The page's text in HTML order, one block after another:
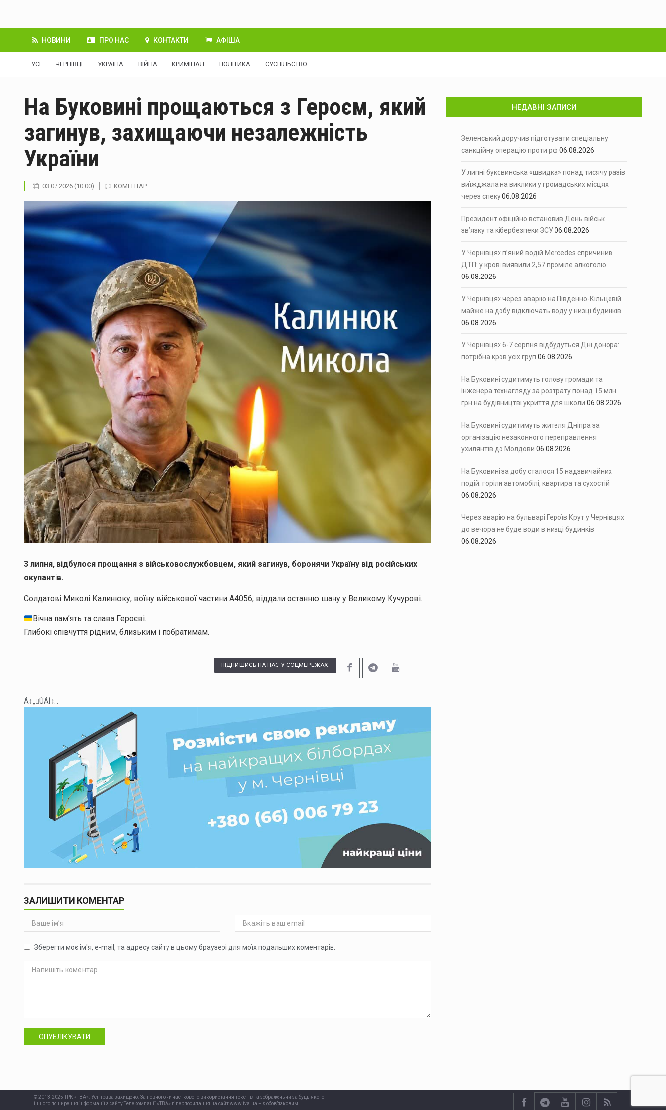
НОВИНИ ПРО НАС КОНТАКТИ АФІША
УСІ ЧЕРНІВЦІ УКРАЇНА ВІЙНА КРИМІНАЛ ПОЛІТИКА СУСПІЛЬСТВО
На Буковині прощаються з Героєм, який
загинув, захищаючи незалежність
України
03.07.2026 (10:00) КОМЕНТАР
3 липня, відбулося прощання з військовослужбовцем, який загинув, боронячи Україну від російських
окупантів.
Солдатові Миколі Калинюку, воїну військової частини А4056, віддали останню шану у Великому Кучурові.
Вічна пам’ять та слава Героєві.
Глибокі співчуття рідним, близьким і побратимам.
ПІДПИШИСЬ НА НАС У СОЦМЕРЕЖАХ:
Á‡„ÛÁÍ‡...
ЗАЛИШИТИ КОМЕНТАР
Зберегти моє ім'я, e-mail, та адресу сайту в цьому браузері для моїх подальших коментарів.
ОПУБЛІКУВАТИ
НЕДАВНІ ЗАПИСИ
Зеленський доручив підготувати спеціальну
санкційну операцію проти рф 06.08.2026
У липні буковинська «швидка» понад тисячу разів
виїжджала на виклики у громадських місцях
через спеку06.08.2026
Президент офіційно встановив День військ
зв’язку та кібербезпеки ЗСУ06.08.2026
У Чернівцях п’яний водій Mercedes спричинив
ДТП: у крові виявили 2,57 проміле алкоголю
06.08.2026
У Чернівцях через аварію на Південно-Кільцевій
майже на добу відключать воду у низці будинків
06.08.2026
У Чернівцях 6-7 серпня відбудуться Дні донора:
потрібна кров усіх груп 06.08.2026
На Буковині судитимуть голову громади та
інженера технагляду за розтрату понад 15 млн
грн на будівництві укриття для школи 06.08.2026
На Буковині судитимуть жителя Дніпра за
організацію незаконного переправлення
ухилянтів до Молдови 06.08.2026
На Буковині за добу сталося 15 надзвичайних
подій: горіли автомобілі, квартира та сухостій
06.08.2026
Через аварію на бульварі Героїв Крут у Чернівцях
до вечора не буде води в низці будинків
06.08.2026
© 2013-2025 ТРК «ТВА». Усі права захищено. За повного чи часткового використання текстів та зображень чи за будь-якого
іншого поширення інформації з сайту Телекомпанії «ТВА» гіперпосилання на сайт www.tva.ua – є обов’язковим.